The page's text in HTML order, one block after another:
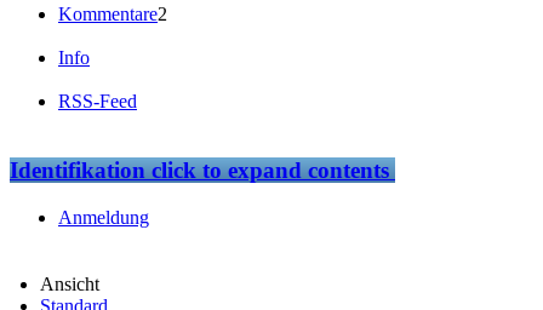
Kommentare2
Info
RSS-Feed
Identifikationclick to expand contents
Anmeldung
Ansicht
Standard